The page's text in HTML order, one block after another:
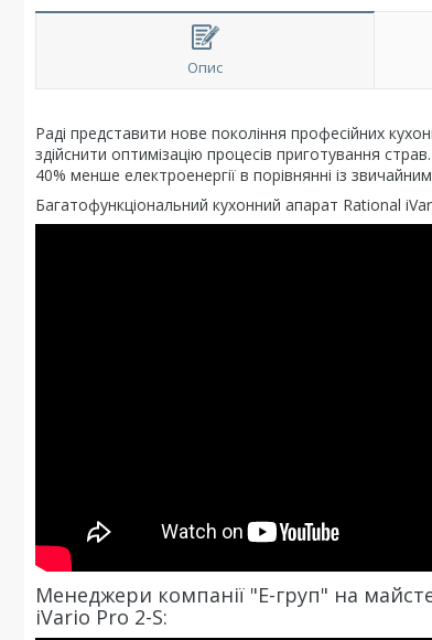
Опис
Раді представити нове покоління професійних
здійснити оптимізацію процесів приготування
40% менше електроенергії в порівнянні із
Багатофункціональний кухонний апарат Rational
Менеджери компанії "Е-груп" на
iVario Pro 2-S: